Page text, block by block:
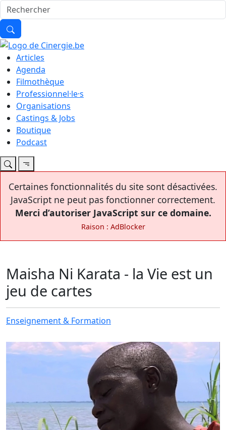
Articles
Agenda
Filmothèque
Professionnel·le·s
Organisations
Castings & Jobs
Boutique
Podcast
Certaines fonctionnalités du site sont désactivées.
JavaScript ne peut pas fonctionner correctement.
Merci d’autoriser JavaScript sur ce domaine.
Raison : AdBlocker
Maisha Ni Karata - la Vie est un
jeu de cartes
Enseignement & Formation